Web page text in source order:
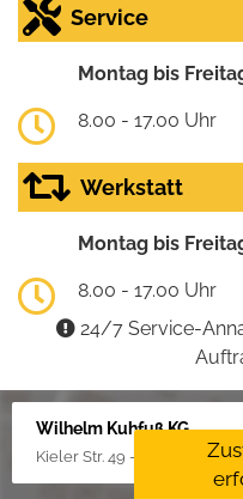
Service
Montag bis
8.00 - 17.00 Uhr
Werkstatt
Montag bis
8.00 - 17.00 Uhr
24/7 Service-
Wilhelm Kuhfuß KG
Kieler Str. 49 - 51, 25451